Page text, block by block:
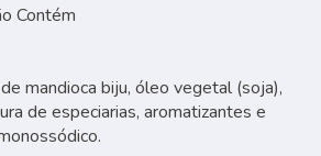
Contém
mandioca biju, óleo vegetal (soja),
de especiarias, aromatizantes e